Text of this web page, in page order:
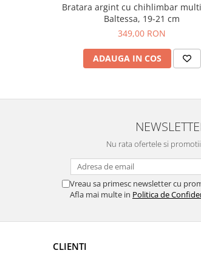
Bratara argint cu chihlimbar
Baltessa, 19-21 cm
349,00 RON
ADAUGA IN COS
Nu rata ofertele si
Vreau sa primesc newsletter cu
Afla mai multe in Politica de
CLIENTI